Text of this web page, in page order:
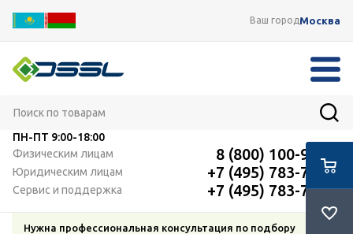
Ваш городМосква
ПН-ПТ 9:00-18:00
Физическим лицам
8 (800) 100-91-12
Юридическим лицам +7 (495) 783-72-87
Сервис и поддержка +7 (495) 783-72-87
Нужна профессиональная консультация по подбору